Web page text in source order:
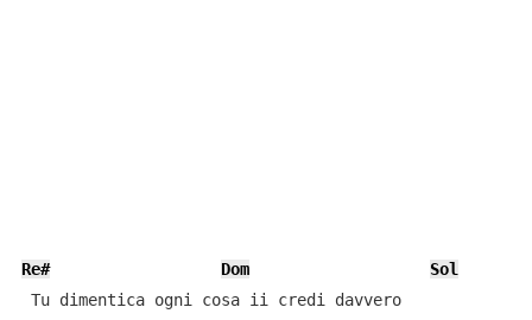
Re# Dom
Sol
Tu dimentica ogni cosa ii credi davvero